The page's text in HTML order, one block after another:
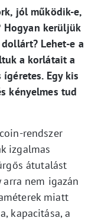
jól működik-e,
Hogyan kerüljük
Lehet-e a
a korlátait a
Egy kis
kényelmes tud
rendszer
izgalmas
átutalást
nem igazán
miatt
kapacitása, a